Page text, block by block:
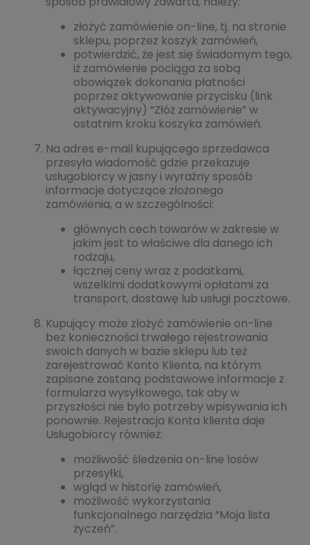
złożyć zamówienie on-line, tj. na stronie
sklepu, poprzez koszyk zamówień,
potwierdzić, że jest się świadomym tego,
iż zamówienie pociąga za sobą
obowiązek dokonania płatności
poprzez aktywowanie przycisku (link
aktywacyjny) “Złóż zamówienie” w
ostatnim kroku koszyka zamówień.
Na adres e-mail kupującego sprzedawca
przesyła wiadomość gdzie przekazuje
usługobiorcy w jasny i wyraźny sposób
informacje dotyczące złożonego
zamówienia, a w szczególności:
głównych cech towarów w zakresie w
jakim jest to właściwe dla danego ich
rodzaju,
łącznej ceny wraz z podatkami,
wszelkimi dodatkowymi opłatami za
transport, dostawę lub usługi pocztowe.
Kupujący może złożyć zamówienie on-line
bez konieczności trwałego rejestrowania
swoich danych w bazie sklepu lub też
zarejestrować Konto Klienta, na którym
zapisane zostaną podstawowe informacje z
formularza wysyłkowego, tak aby w
przyszłości nie było potrzeby wpisywania ich
ponownie. Rejestracja Konta klienta daje
Usługobiorcy również:
możliwość śledzenia on-line losów
przesyłki,
wgląd w historię zamówień,
możliwość wykorzystania
funkcjonalnego narzędzia “Moja lista
życzeń”.